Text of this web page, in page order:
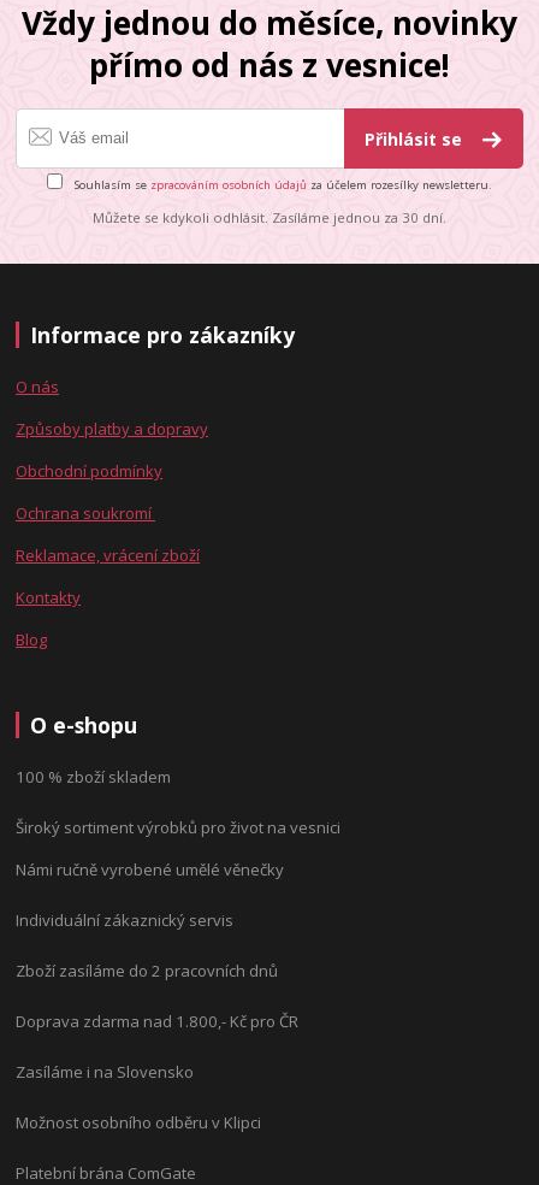
Vždy jednou do měsíce, novinky
přímo od nás z vesnice!
Přihlásit se
Souhlasím se zpracováním osobních údajů za účelem rozesílky newsletteru.
Můžete se kdykoli odhlásit. Zasíláme jednou za 30 dní.
Informace pro zákazníky
O nás
Způsoby platby a dopravy
Obchodní podmínky
Ochrana soukromí
Reklamace, vrácení zboží
Kontakty
Blog
O e-shopu
100 % zboží skladem
Široký sortiment výrobků pro život na vesnici
Námi ručně vyrobené umělé věnečky
Individuální zákaznický servis
Zboží zasíláme do 2 pracovních dnů
Doprava zdarma nad 1.800,- Kč pro ČR
Zasíláme i na Slovensko
Možnost osobního odběru v Klipci
Platební brána ComGate